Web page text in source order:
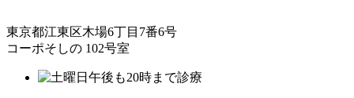
東京都江東区木場6丁目7番6号
コーポそしの 102号室